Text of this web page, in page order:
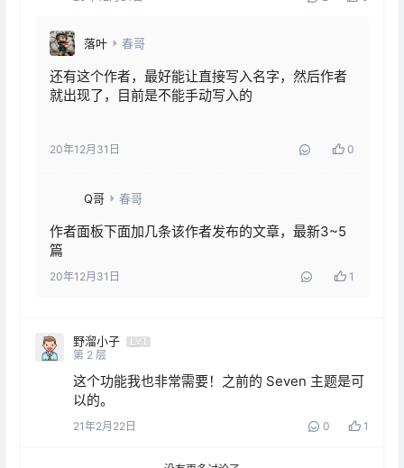
落叶 春哥
还有这个作者，最好能让直接写入名字，然后作者
就出现了，目前是不能手动写入的
20年12月31日 0
Q哥 春哥
作者面板下面加几条该作者发布的文章，最新3~5
篇
20年12月31日 1
野溜小子
Lv1
第 2 层
这个功能我也非常需要！之前的 Seven 主题是可
以的。
21年2月22日 0 1